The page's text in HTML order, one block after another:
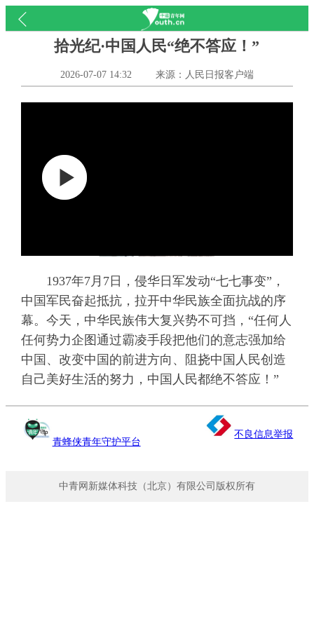
拾光纪·中国人民“绝不答应！”
2026-07-07 14:32 来源：人民日报客户端
1937年7月7日，侵华日军发动“七七事变”，
中国军民奋起抵抗，拉开中华民族全面抗战的序
幕。今天，中华民族伟大复兴势不可挡，“任何人
任何势力企图通过霸凌手段把他们的意志强加给
中国、改变中国的前进方向、阻挠中国人民创造
自己美好生活的努力，中国人民都绝不答应！”
青蜂侠青年守护平台
不良信息举报
中青网新媒体科技（北京）有限公司版权所有